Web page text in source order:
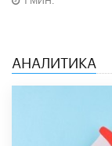
АНАЛИТИКА